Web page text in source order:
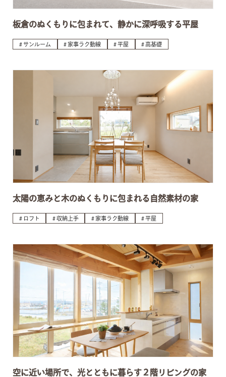
板倉のぬくもりに包まれて、静かに深呼吸する平屋
サンルーム 家事ラク動線 平屋 高基礎
太陽の恵みと木のぬくもりに包まれる自然素材の家
ロフト 収納上手 家事ラク動線 平屋
空に近い場所で、光とともに暮らす２階リビングの家